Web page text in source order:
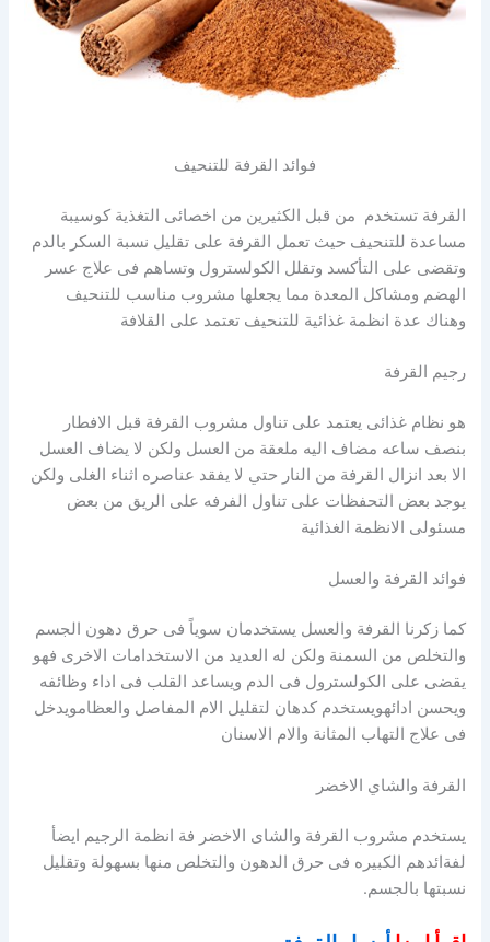
فوائد القرفة للتنحيف
القرفة تستخدم من قبل الكثيرين من اخصائى التغذية كوسيبة
مساعدة للتنحيف حيث تعمل القرفة على تقليل نسبة السكر بالدم
وتقضى على التأكسد وتقلل الكولسترول وتساهم فى علاج عسر
الهضم ومشاكل المعدة مما يجعلها مشروب مناسب للتنحيف
وهناك عدة انظمة غذائية للتنحيف تعتمد على القلافة
رجيم القرفة
هو نظام غذائى يعتمد على تناول مشروب القرفة قبل الافطار
بنصف ساعه مضاف اليه ملعقة من العسل ولكن لا يضاف العسل
الا بعد انزال القرفة من النار حتي لا يفقد عناصره اثناء الغلى ولكن
يوجد بعض التحفظات على تناول الفرفه على الريق من بعض
مسئولى الانظمة الغذائية
فوائد القرفة والعسل
كما زكرنا القرفة والعسل يستخدمان سوياً فى حرق دهون الجسم
والتخلص من السمنة ولكن له العديد من الاستخدامات الاخرى فهو
يقضى على الكولسترول فى الدم ويساعد القلب فى اداء وظائفه
ويحسن ادائهويستخدم كدهان لتقليل الام المفاصل والعظامويدخل
فى علاج التهاب المثانة والام الاسنان
القرفة والشاي الاخضر
يستخدم مشروب القرفة والشاى الاخضر فة انظمة الرجيم ايضأ
لفةائدهم الكبيره فى حرق الدهون والتخلص منها بسهولة وتقليل
نسبتها بالجسم.